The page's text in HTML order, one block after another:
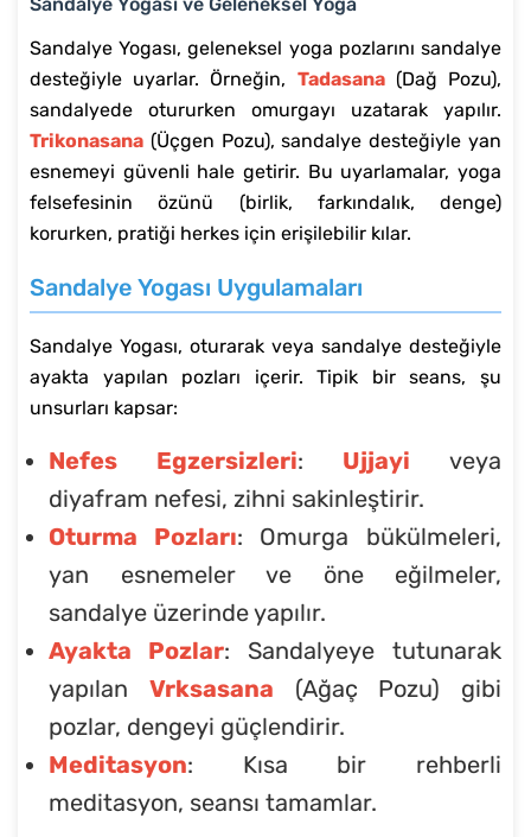
Sandalye Yogası, geleneksel yoga pozlarını sandalye
desteğiyle uyarlar. Örneğin, Tadasana(Dağ Pozu),
sandalyede otururken omurgayı uzatarak yapılır.
Trikonasana (Üçgen Pozu), sandalye desteğiyle yan
esnemeyi güvenli hale getirir. Bu uyarlamalar, yoga
felsefesinin özünü (birlik, farkındalık, denge)
korurken, pratiği herkes için erişilebilir kılar.
Sandalye Yogası Uygulamaları
Sandalye Yogası, oturarak veya sandalye desteğiyle
ayakta yapılan pozları içerir. Tipik bir seans, şu
unsurları kapsar:
Nefes Egzersizleri: Ujjayi veya
diyafram nefesi, zihni sakinleştirir.
Oturma Pozları: Omurga bükülmeleri,
yan esnemeler ve öne eğilmeler,
sandalye üzerinde yapılır.
Ayakta Pozlar: Sandalyeye tutunarak
yapılan Vrksasana (Ağaç Pozu) gibi
pozlar, dengeyi güçlendirir.
Meditasyon: Kısa bir rehberli
meditasyon, seansı tamamlar.